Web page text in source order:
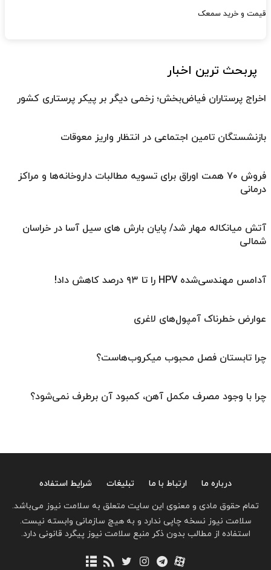
قیمت و خرید سمعک
پربحث ترین اخبار
اخراج پرستاران فیاض‌بخش؛ زخمی دیگر بر پیکر پرستاری کشور
بازنشستگان تامین اجتماعی در انتظار واریز معوقات
فروش ۷۰ همت اوراق برای تسویه مطالبات داروخانه‌ها و مراکز
درمانی
آتش میانکاله مهار شد/ پایان بارش های سیل آسا در خراسان
شمالی
آدامس مهندسی‌شده‌ HPV را تا ۹۳ درصد کاهش داد!
عوارض خطرناک آمپول‌های لاغری
چرا تابستان فصل محبوب میکروب‌هاست؟
چرا با وجود مصرف مکمل آهن، کمبود آن برطرف نمی‌شود؟
درباره ما ارتباط با ما تبلیغات
شرایط استفاده
تمام حقوق مادی و معنوی این سایت متعلق به سلامت نیوز می‌باشد.
سلامت نیوز نسخه چاپی ندارد و به هیچ سازمانی وابسته نیست.
استفاده از مطالب بدون ذکر منبع سلامت نیوز پیگرد قانونی دارد.